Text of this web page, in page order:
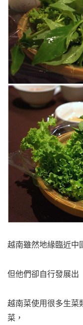
越南雖然地緣臨近中
但他們卻自行發展出
越南菜使用很多生菜
菜，